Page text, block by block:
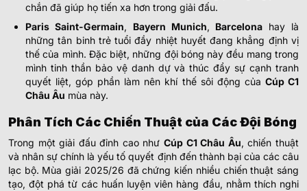
chắn đã giúp họ tiến xa hơn trong giải đấu.
Paris Saint-Germain, Bayern Munich, Barcelona hay là
những tân binh trẻ tuổi đầy nhiệt huyết đang khẳng định vị
thế của mình. Đặc biệt, những đội bóng này đều mang trong
mình tinh thần bảo vệ danh dự và thúc đẩy sự cạnh tranh
quyết liệt, góp phần làm nên khí thế sôi động của Cúp C1
Châu Âu mùa này.
Phân Tích Các Chiến Thuật của Các Đội Bóng
Trong một giải đấu đỉnh cao nhưCúp C1 Châu Âu, chiến thuật
và nhân sự chính là yếu tố quyết định đến thành bại của các câu
lạc bộ. Mùa giải 2025/26 đã chứng kiến nhiều chiến thuật sáng
tạo, đột phá từ các huấn luyện viên hàng đầu, nhằm thích nghi